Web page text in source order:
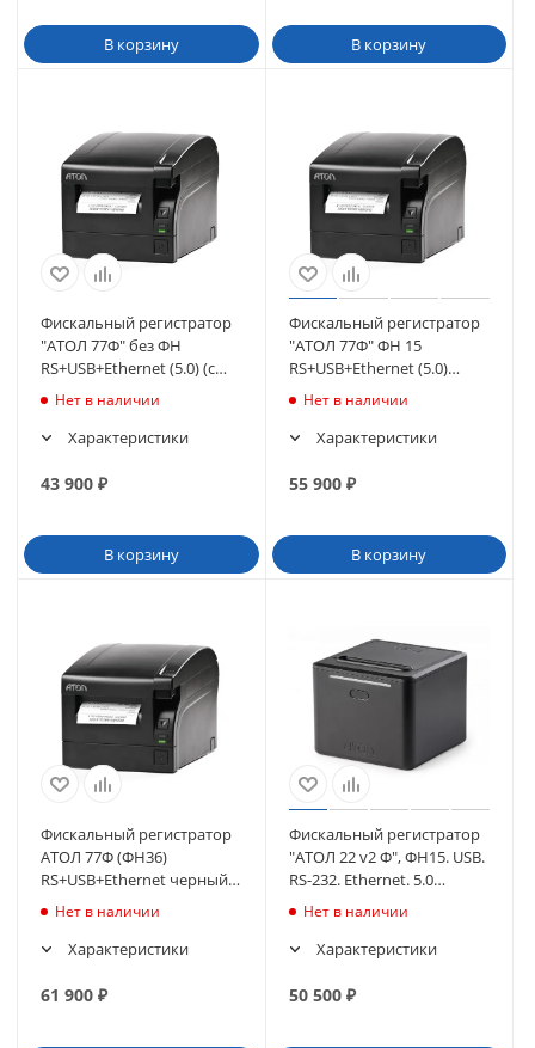
В корзину В корзину
Фискальный регистратор
"АТОЛ 77Ф" без ФН
RS+USB+Ethernet (5.0) (с
ИТС) (черный) (49308)
Нет в наличии
Характеристики
43 900 ₽
В корзину
Фискальный регистратор
"АТОЛ 77Ф" ФН 15
RS+USB+Ethernet (5.0)
(черный) (54059)
Нет в наличии
Характеристики
55 900₽
В корзину
Фискальный регистратор
АТОЛ 77Ф (ФН36)
RS+USB+Ethernet черный
(5.0) (50353)
Нет в наличии
Характеристики
61 900 ₽
Фискальный регистратор
"АТОЛ 22 v2 Ф", ФН15. USB.
RS-232. Ethernet. 5.0
(черный) (55264)
Нет в наличии
Характеристики
50 500₽